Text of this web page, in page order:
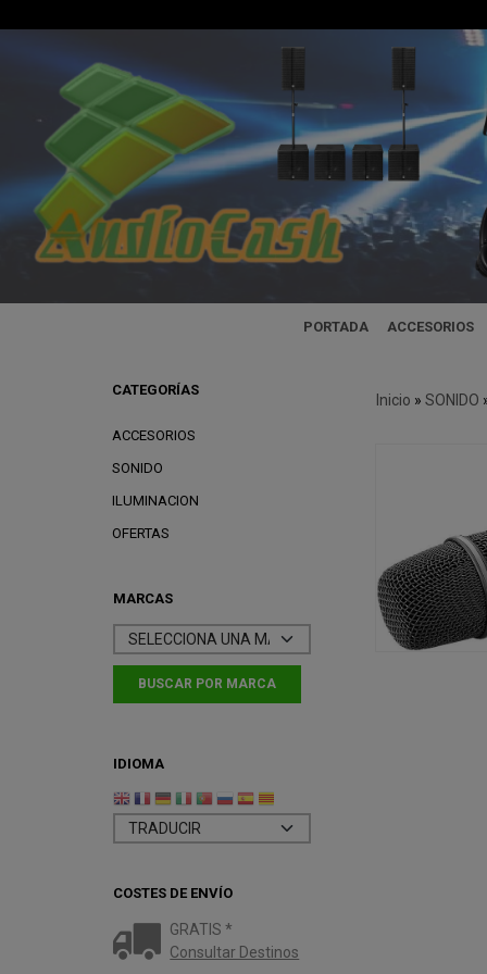
PORTADA ACCESORIOS
CATEGORÍAS
ACCESORIOS
SONIDO
ILUMINACION
OFERTAS
MARCAS
IDIOMA
COSTES DE ENVÍO
GRATIS *
Consultar Destinos
Inicio » SONIDO